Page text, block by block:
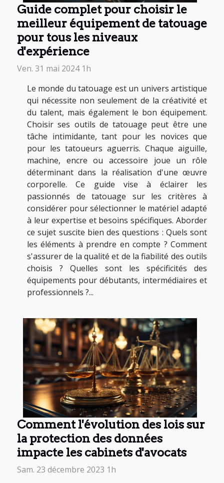
Guide complet pour choisir le
meilleur équipement de tatouage
pour tous les niveaux
d'expérience
Ven. 31 mai 2024 1h
Le monde du tatouage est un univers artistique
qui nécessite non seulement de la créativité et
du talent, mais également le bon équipement.
Choisir ses outils de tatouage peut être une
tâche intimidante, tant pour les novices que
pour les tatoueurs aguerris. Chaque aiguille,
machine, encre ou accessoire joue un rôle
déterminant dans la réalisation d'une œuvre
corporelle. Ce guide vise à éclairer les
passionnés de tatouage sur les critères à
considérer pour sélectionner le matériel adapté
à leur expertise et besoins spécifiques. Aborder
ce sujet suscite bien des questions : Quels sont
les éléments à prendre en compte ? Comment
s'assurer de la qualité et de la fiabilité des outils
choisis ? Quelles sont les spécificités des
équipements pour débutants, intermédiaires et
professionnels ?...
Comment l'évolution des lois sur
la protection des données
impacte les cabinets d'avocats
Sam. 23 décembre 2023 1h